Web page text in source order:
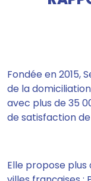
Fondée en 2015,
de la
avec plus de 35
de satisfaction
Elle propose plus